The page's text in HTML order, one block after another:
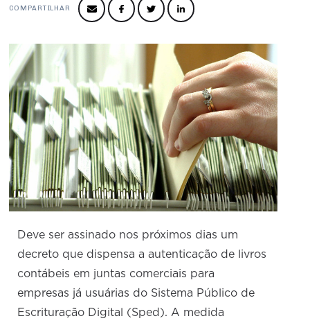
Turismo
Afixação de preços e fiscalização
Logística Reversa
COP30
Serviços
SENAC
Cecomercio
Licitações
Prêmio de Sustentabilidade
Conselho de Assuntos Tributários
Conselho Estadual de Defesa do Contribuinte
Conselho de Economia Empresarial e Política
Conselho Superior de Direito
Conselho do Comércio Atacadista
Conselho de Serviços
Conselho de Relações Internacionais
Conselho de Sustentabilidade
COMPARTILHAR
Deve ser assinado nos próximos dias um
decreto que dispensa a autenticação de livros
contábeis em juntas comerciais para
empresas já usuárias do Sistema Público de
Escrituração Digital (Sped). A medida